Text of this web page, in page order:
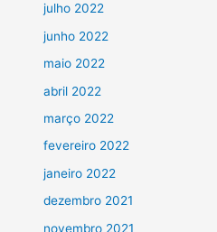
julho 2022
junho 2022
maio 2022
abril 2022
março 2022
fevereiro 2022
janeiro 2022
dezembro 2021
novembro 2021